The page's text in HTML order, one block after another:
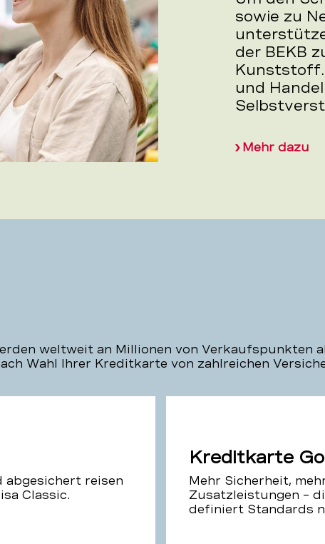
sowie zu
der BEKB
Kunststoff.
und
Mehr dazu
weltweit an Millionen von Verkaufspunkten
Wahl Ihrer Kreditkarte von zahlreichen
reisen
Classic.
Kreditkarte
Mehr Sicherheit,
Zusatzleistungen –
definiert Standards